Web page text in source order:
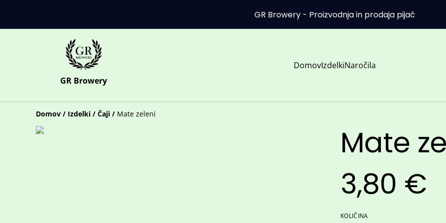
GR Browery - Proizvodnja in prodaja pijač
GR Browery
DomovIzdelkiNaročila
Domov / Izdelki / Čaji / Mate zeleni
Mate
3,80 €
KOLIČINA